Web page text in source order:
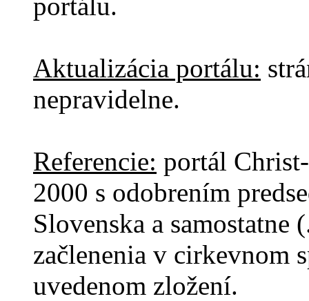
Aktualizácia portálu:
nepravidelne.
Referencie: portál
2000 s odobrením
Slovenska a samostatne
začlenenia v cirkevnom
uvedenom zložení.